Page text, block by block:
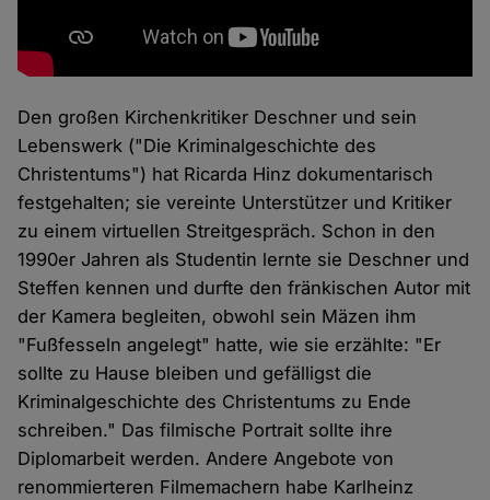
Den großen Kirchenkritiker Deschner und sein
Lebenswerk ("Die Kriminalgeschichte des
Christentums") hat Ricarda Hinz dokumentarisch
festgehalten; sie vereinte Unterstützer und Kritiker
zu einem virtuellen Streitgespräch. Schon in den
1990er Jahren als Studentin lernte sie Deschner und
Steffen kennen und durfte den fränkischen Autor mit
der Kamera begleiten, obwohl sein Mäzen ihm
"Fußfesseln angelegt" hatte, wie sie erzählte: "Er
sollte zu Hause bleiben und gefälligst die
Kriminalgeschichte des Christentums zu Ende
schreiben." Das filmische Portrait sollte ihre
Diplomarbeit werden. Andere Angebote von
renommierteren Filmemachern habe Karlheinz